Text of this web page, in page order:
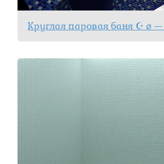
Круглая паровая баня ☪ ⌀